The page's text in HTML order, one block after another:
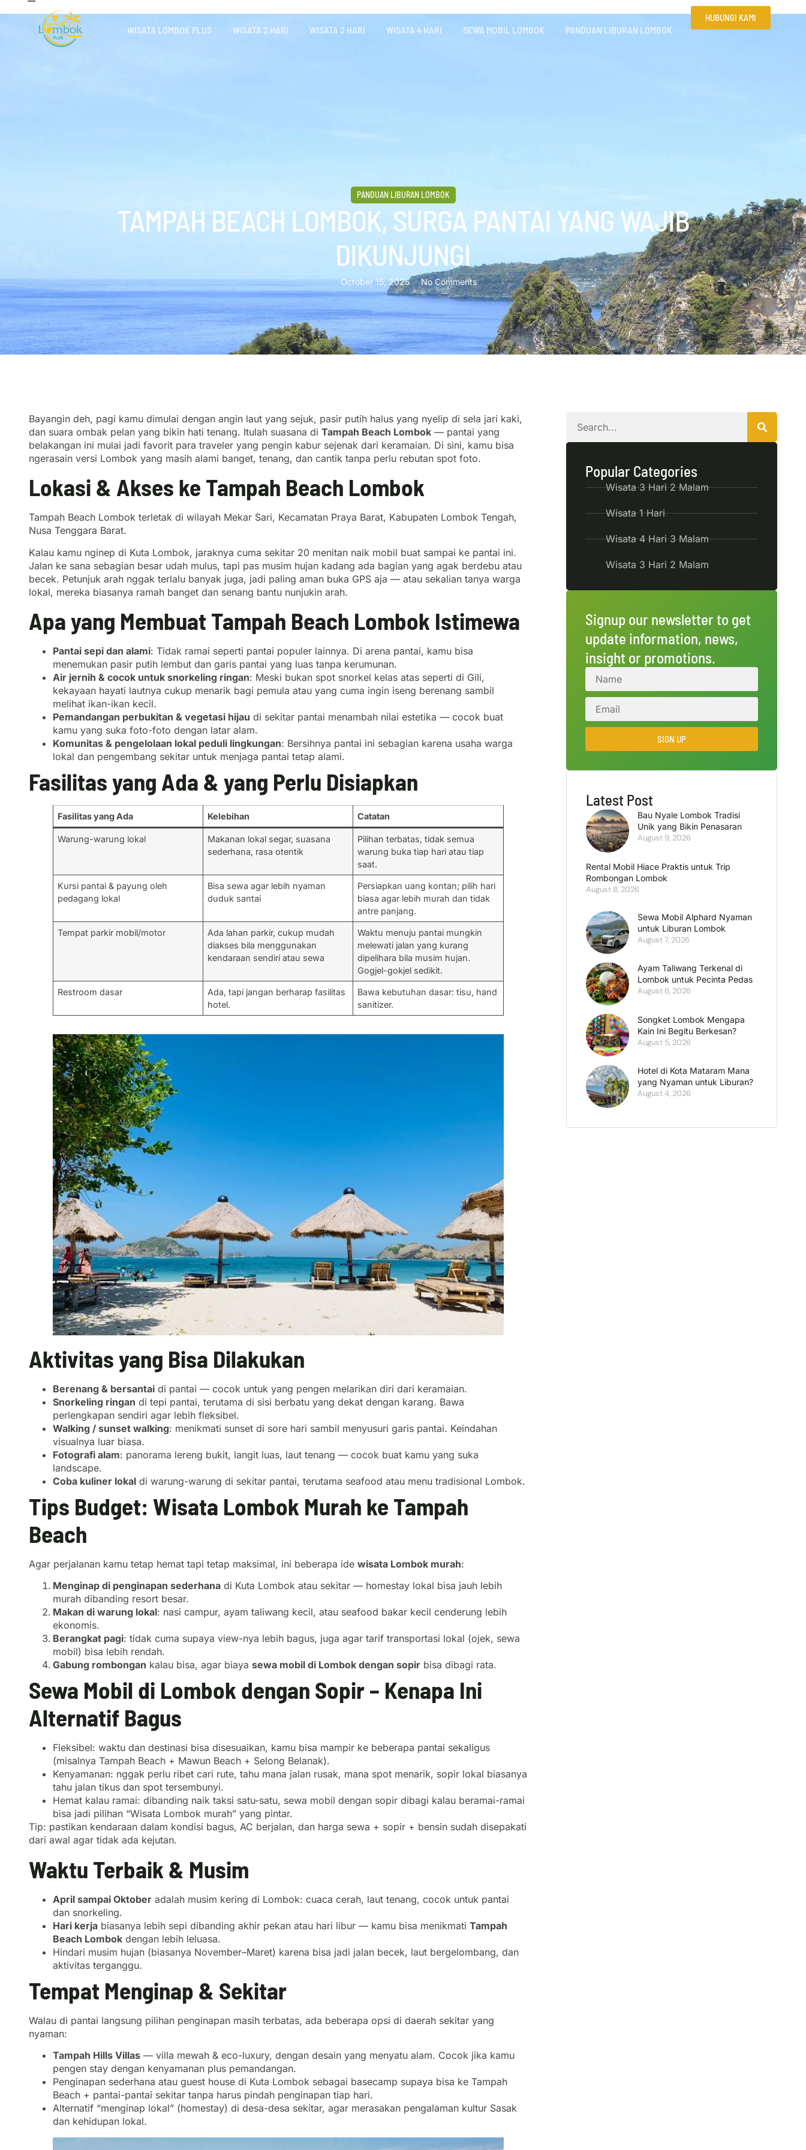
WISATA LOMBOK PLUS WISATA 2 HARI WISATA 3 HARI WISATA 4 HARI SEWA MOBIL LOMBOK PANDUAN LIBURAN LOMBOK
HUBUNGI KAMI
PANDUAN LIBURAN LOMBOK
TAMPAH BEACH LOMBOK, SURGA PANTAI YANG WAJIB
DIKUNJUNGI
October 15, 2025 No Comments
Bayangin deh, pagi kamu dimulai dengan angin laut yang sejuk, pasir putih halus yang nyelip di sela jari kaki,
dan suara ombak pelan yang bikin hati tenang. Itulah suasana di Tampah Beach Lombok — pantai yang
belakangan ini mulai jadi favorit para traveler yang pengin kabur sejenak dari keramaian. Di sini, kamu bisa
ngerasain versi Lombok yang masih alami banget, tenang, dan cantik tanpa perlu rebutan spot foto.
Lokasi & Akses ke Tampah Beach Lombok
Tampah Beach Lombok terletak di wilayah Mekar Sari, Kecamatan Praya Barat, Kabupaten Lombok Tengah,
Nusa Tenggara Barat.
Kalau kamu nginep di Kuta Lombok, jaraknya cuma sekitar 20 menitan naik mobil buat sampai ke pantai ini.
Jalan ke sana sebagian besar udah mulus, tapi pas musim hujan kadang ada bagian yang agak berdebu atau
becek. Petunjuk arah nggak terlalu banyak juga, jadi paling aman buka GPS aja — atau sekalian tanya warga
lokal, mereka biasanya ramah banget dan senang bantu nunjukin arah.
Apa yang Membuat Tampah Beach Lombok Istimewa
Pantai sepi dan alami: Tidak ramai seperti pantai populer lainnya. Di arena pantai, kamu bisa
menemukan pasir putih lembut dan garis pantai yang luas tanpa kerumunan.
Air jernih & cocok untuk snorkeling ringan: Meski bukan spot snorkel kelas atas seperti di Gili,
kekayaan hayati lautnya cukup menarik bagi pemula atau yang cuma ingin iseng berenang sambil
melihat ikan-ikan kecil.
Pemandangan perbukitan & vegetasi hijau di sekitar pantai menambah nilai estetika — cocok buat
kamu yang suka foto-foto dengan latar alam.
Komunitas & pengelolaan lokal peduli lingkungan: Bersihnya pantai ini sebagian karena usaha warga
lokal dan pengembang sekitar untuk menjaga pantai tetap alami.
Fasilitas yang Ada & yang Perlu Disiapkan
Fasilitas yang Ada Kelebihan Catatan
Warung-warung lokal
Makanan lokal segar, suasana
sederhana, rasa otentik
Pilihan terbatas, tidak semua
warung buka tiap hari atau tiap
saat.
Kursi pantai & payung oleh
pedagang lokal
Bisa sewa agar lebih nyaman
duduk santai
Persiapkan uang kontan; pilih hari
biasa agar lebih murah dan tidak
antre panjang.
Tempat parkir mobil/motor
Ada lahan parkir, cukup mudah
diakses bila menggunakan
kendaraan sendiri atau sewa
Waktu menuju pantai mungkin
melewati jalan yang kurang
dipelihara bila musim hujan.
Gogjel-gokjel sedikit.
Restroom dasar
Ada, tapi jangan berharap fasilitas
hotel.
Bawa kebutuhan dasar: tisu, hand
sanitizer.
Aktivitas yang Bisa Dilakukan
Berenang & bersantai di pantai — cocok untuk yang pengen melarikan diri dari keramaian.
Snorkeling ringan di tepi pantai, terutama di sisi berbatu yang dekat dengan karang. Bawa
perlengkapan sendiri agar lebih fleksibel.
Walking / sunset walking: menikmati sunset di sore hari sambil menyusuri garis pantai. Keindahan
visualnya luar biasa.
Fotografi alam: panorama lereng bukit, langit luas, laut tenang — cocok buat kamu yang suka
landscape.
Coba kuliner lokal di warung-warung di sekitar pantai, terutama seafood atau menu tradisional Lombok.
Tips Budget: Wisata Lombok Murah ke Tampah
Beach
Agar perjalanan kamu tetap hemat tapi tetap maksimal, ini beberapa ide wisata Lombok murah:
Menginap di penginapan sederhana di Kuta Lombok atau sekitar — homestay lokal bisa jauh lebih
murah dibanding resort besar.
Makan di warung lokal: nasi campur, ayam taliwang kecil, atau seafood bakar kecil cenderung lebih
ekonomis.
Berangkat pagi: tidak cuma supaya view-nya lebih bagus, juga agar tarif transportasi lokal (ojek, sewa
mobil) bisa lebih rendah.
Gabung rombongan kalau bisa, agar biaya sewa mobil di Lombok dengan sopir bisa dibagi rata.
Sewa Mobil di Lombok dengan Sopir – Kenapa Ini
Alternatif Bagus
Fleksibel: waktu dan destinasi bisa disesuaikan, kamu bisa mampir ke beberapa pantai sekaligus
(misalnya Tampah Beach + Mawun Beach + Selong Belanak).
Kenyamanan: nggak perlu ribet cari rute, tahu mana jalan rusak, mana spot menarik, sopir lokal biasanya
tahu jalan tikus dan spot tersembunyi.
Hemat kalau ramai: dibanding naik taksi satu-satu, sewa mobil dengan sopir dibagi kalau beramai-ramai
bisa jadi pilihan “Wisata Lombok murah” yang pintar.
Tip: pastikan kendaraan dalam kondisi bagus, AC berjalan, dan harga sewa + sopir + bensin sudah disepakati
dari awal agar tidak ada kejutan.
Waktu Terbaik & Musim
April sampai Oktober adalah musim kering di Lombok: cuaca cerah, laut tenang, cocok untuk pantai
dan snorkeling.
Hari kerja biasanya lebih sepi dibanding akhir pekan atau hari libur — kamu bisa menikmati Tampah
Beach Lombok dengan lebih leluasa.
Hindari musim hujan (biasanya November–Maret) karena bisa jadi jalan becek, laut bergelombang, dan
aktivitas terganggu.
Tempat Menginap & Sekitar
Walau di pantai langsung pilihan penginapan masih terbatas, ada beberapa opsi di daerah sekitar yang
nyaman:
Tampah Hills Villas — villa mewah & eco-luxury, dengan desain yang menyatu alam. Cocok jika kamu
pengen stay dengan kenyamanan plus pemandangan.
Penginapan sederhana atau guest house di Kuta Lombok sebagai basecamp supaya bisa ke Tampah
Beach + pantai-pantai sekitar tanpa harus pindah penginapan tiap hari.
Alternatif “menginap lokal” (homestay) di desa-desa sekitar, agar merasakan pengalaman kultur Sasak
dan kehidupan lokal.
Popular Categories
Wisata 3 Hari 2 Malam
Wisata 1 Hari
Wisata 4 Hari 3 Malam
Wisata 3 Hari 2 Malam
Signup our newsletter to get
update information, news,
insight or promotions.
SIGN UP
Latest Post
Bau Nyale Lombok Tradisi
Unik yang Bikin Penasaran
August 9, 2026
Rental Mobil Hiace Praktis untuk Trip
Rombongan Lombok
August 8, 2026
Sewa Mobil Alphard Nyaman
untuk Liburan Lombok
August 7, 2026
Ayam Taliwang Terkenal di
Lombok untuk Pecinta Pedas
August 6, 2026
Songket Lombok Mengapa
Kain Ini Begitu Berkesan?
August 5, 2026
Hotel di Kota Mataram Mana
yang Nyaman untuk Liburan?
August 4, 2026